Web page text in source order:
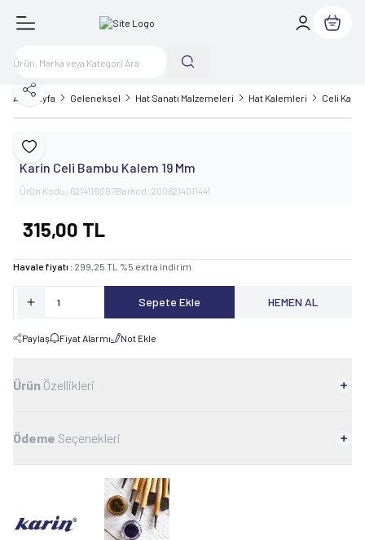
Sepetim
Ana Sayfa Geleneksel Hat Sanatı Malzemeleri Hat Kalemleri Celi
Favoriye Ekle
Paylaş
Karin
Karin Celi Bambu Kalem 19 Mm
Ürün Kodu: 6214119097Barkod: 2006214011441
315,00 TL
Havale fiyatı : 299,25 TL %5 extra indirim
Sepete Ekle HEMEN AL
Paylaş Fiyat Alarmı Not Ekle
Ürün Özellikleri
Ödeme Seçenekleri